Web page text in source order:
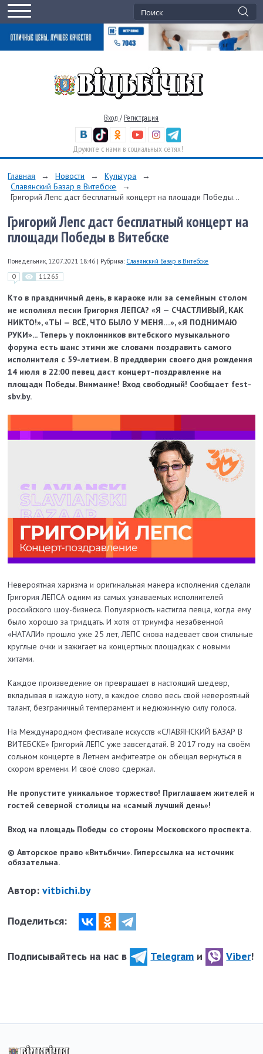
Вход / Регистрация
Дружите с нами в социальных сетях!
Главная → Новости → Культура
→
Славянский Базар в Витебске
→
Григорий Лепс даст бесплатный концерт на площади Победы...
Григорий Лепс даст бесплатный концерт на
площади Победы в Витебске
Понедельник, 12.07.2021 18:46 | Рубрика: Славянский Базар в Витебске
0 11265
Кто в праздничный день, в караоке или за семейным столом
не исполнял песни Григория ЛЕПСА? «Я — СЧАСТЛИВЫЙ, КАК
НИКТО!», «ТЫ — ВСЁ, ЧТО БЫЛО У МЕНЯ…», «Я ПОДНИМАЮ
РУКИ»... Теперь у поклонников витебского музыкального
форума есть шанс этими же словами поздравить самого
исполнителя с 59-летием. В преддверии своего дня рождения
14 июля в 22:00 певец даст концерт-поздравление на
площади Победы. Внимание! Вход свободный! Сообщает fest-
sbv.by.
Невероятная харизма и оригинальная манера исполнения сделали
Григория ЛЕПСА одним из самых узнаваемых исполнителей
российского шоу-бизнеса. Популярность настигла певца, когда ему
было хорошо за тридцать. И хотя от триумфа незабвенной
«НАТАЛИ» прошло уже 25 лет, ЛЕПС снова надевает свои стильные
круглые очки и зажигает на концертных площадках с новыми
хитами.
Каждое произведение он превращает в настоящий шедевр,
вкладывая в каждую ноту, в каждое слово весь свой невероятный
талант, безграничный темперамент и недюжинную силу голоса.
На Международном фестивале искусств «СЛАВЯНСКИЙ БАЗАР В
ВИТЕБСКЕ» Григорий ЛЕПС уже завсегдатай. В 2017 году на своём
сольном концерте в Летнем амфитеатре он обещал вернуться в
скором времени. И своё слово сдержал.
Не пропустите уникальное торжество! Приглашаем жителей и
гостей северной столицы на «самый лучший день»!
Вход на площадь Победы со стороны Московского проспекта.
© Авторское право «Витьбичи». Гиперссылка на источник
обязательна.
Автор:vitbichi.by
Поделиться:
Подписывайтесь на нас в Telegram и Viber!